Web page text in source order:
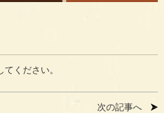
てください。
次の記事へ